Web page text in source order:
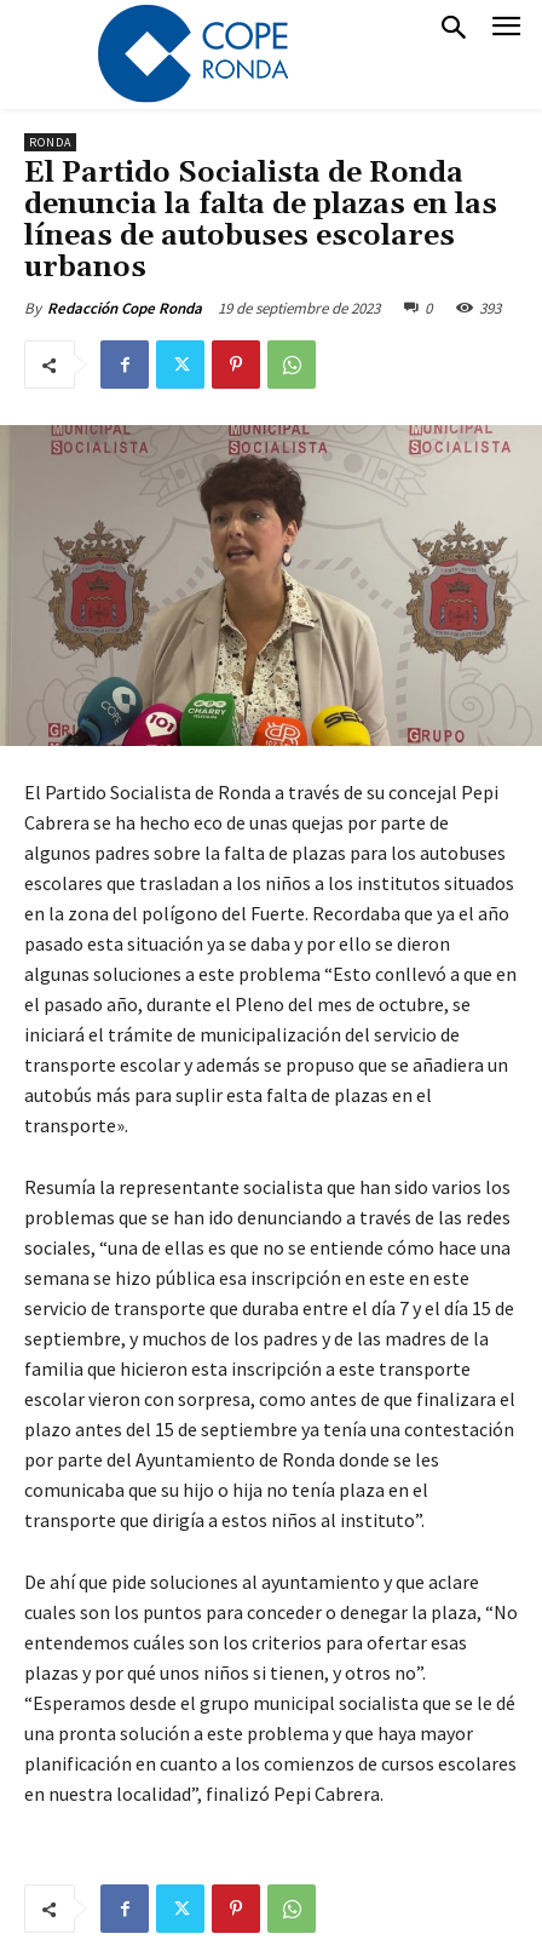
RONDA
El Partido Socialista de Ronda
denuncia la falta de plazas en las
líneas de autobuses escolares
urbanos
By Redacción Cope Ronda 19 de septiembre de 2023 0 393
El Partido Socialista de Ronda a través de su concejal Pepi
Cabrera se ha hecho eco de unas quejas por parte de
algunos padres sobre la falta de plazas para los autobuses
escolares que trasladan a los niños a los institutos situados
en la zona del polígono del Fuerte. Recordaba que ya el año
pasado esta situación ya se daba y por ello se dieron
algunas soluciones a este problema “Esto conllevó a que en
el pasado año, durante el Pleno del mes de octubre, se
iniciará el trámite de municipalización del servicio de
transporte escolar y además se propuso que se añadiera un
autobús más para suplir esta falta de plazas en el
transporte».
Resumía la representante socialista que han sido varios los
problemas que se han ido denunciando a través de las redes
sociales, “una de ellas es que no se entiende cómo hace una
semana se hizo pública esa inscripción en este en este
servicio de transporte que duraba entre el día 7 y el día 15 de
septiembre, y muchos de los padres y de las madres de la
familia que hicieron esta inscripción a este transporte
escolar vieron con sorpresa, como antes de que finalizara el
plazo antes del 15 de septiembre ya tenía una contestación
por parte del Ayuntamiento de Ronda donde se les
comunicaba que su hijo o hija no tenía plaza en el
transporte que dirigía a estos niños al instituto”.
De ahí que pide soluciones al ayuntamiento y que aclare
cuales son los puntos para conceder o denegar la plaza, “No
entendemos cuáles son los criterios para ofertar esas
plazas y por qué unos niños si tienen, y otros no”.
“Esperamos desde el grupo municipal socialista que se le dé
una pronta solución a este problema y que haya mayor
planificación en cuanto a los comienzos de cursos escolares
en nuestra localidad”, finalizó Pepi Cabrera.